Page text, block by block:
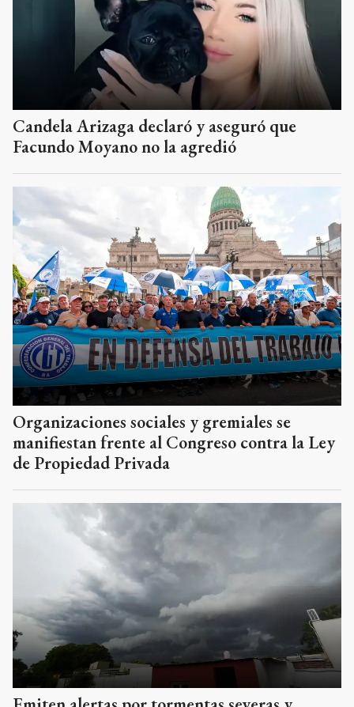
Candela Arizaga declaró y aseguró que
Facundo Moyano no la agredió
Organizaciones sociales y gremiales se
manifiestan frente al Congreso contra la Ley
de Propiedad Privada